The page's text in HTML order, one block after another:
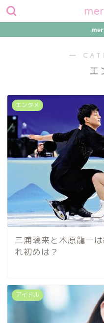
―
エ
エンタメ
三浦璃来と木原龍一
れ初めは？
アイドル